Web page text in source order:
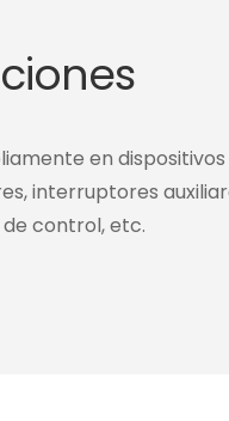
en
interruptores
control, etc.